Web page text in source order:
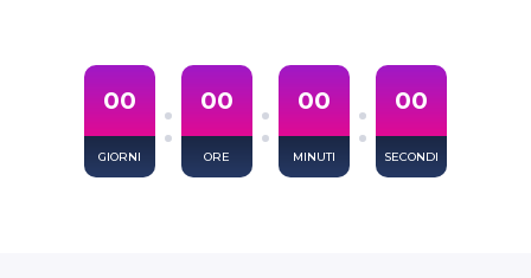
00
GIORNI : 00
ORE : 00
MINUTI : 00
SECONDI